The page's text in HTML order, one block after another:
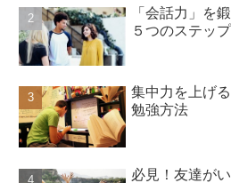
「会話力」を
５つのステップ
集中力を上げ
勉強方法
必見！友達が